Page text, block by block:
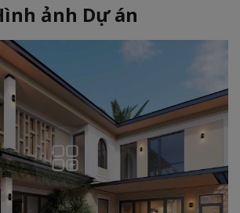
ảnh Dự án